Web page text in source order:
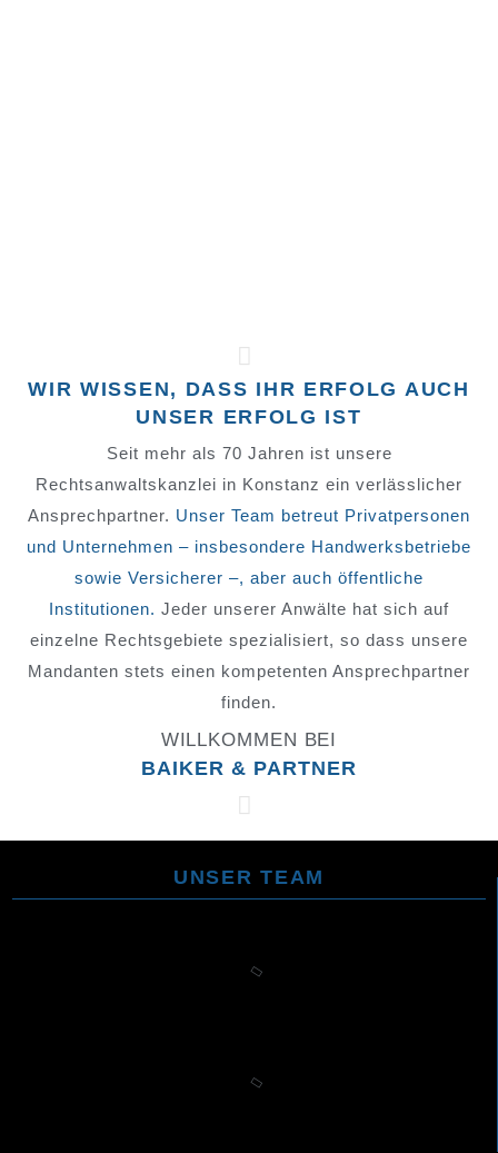
WIR WISSEN, DASS IHR ERFOLG AUCH
UNSER ERFOLG IST
Seit mehr als 70 Jahren ist unsere
Rechtsanwaltskanzlei in Konstanz ein verlässlicher
Ansprechpartner. Unser Team betreut Privatpersonen
und Unternehmen – insbesondere Handwerksbetriebe
sowie Versicherer –, aber auch öffentliche
Institutionen. Jeder unserer Anwälte hat sich auf
einzelne Rechtsgebiete spezialisiert, so dass unsere
Mandanten stets einen kompetenten Ansprechpartner
finden.
WILLKOMMEN BEI
BAIKER & PARTNER
UNSER TEAM